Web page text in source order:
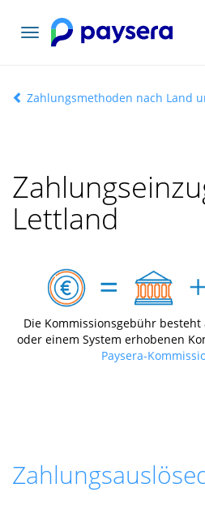
Toggle
navigation
Zahlungsmethoden nach Land
Lettland
Die Kommissionsgebühr
oder einem System erhobenen
Paysera-